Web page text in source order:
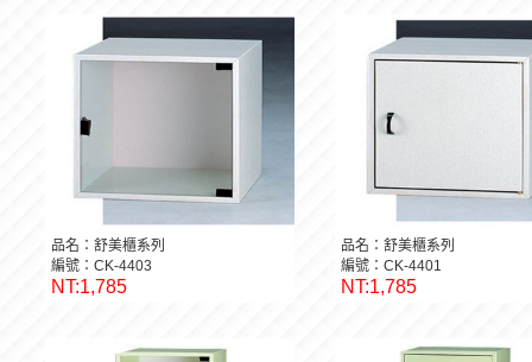
品名：舒美櫃系列
編號：CK-4403
NT:1,785
品名：舒美櫃系列
編號：CK-4401
NT:1,785